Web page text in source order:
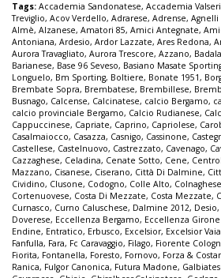
Tags: Accademia Sandonatese, Accademia
Treviglio, Acov Verdello, Adrarese, Adrense,
Almè, Alzanese, Amatori 85, Amici Antegnate,
Antoniana, Ardesio, Ardor Lazzate, Ares Redona,
Aurora Travagliato, Aurora Trescore, Azzano,
Barianese, Base 96 Seveso, Basiano Masate
Longuelo, Bm Sporting, Boltiere, Bonate 1951,
Brembate Sopra, Brembatese, Brembillese,
Busnago, Calcense, Calcinatese, calcio Bergamo,
calcio provinciale Bergamo, Calcio Rudianese,
Cappuccinese, Capriate, Caprino, Capriolese,
Casalmaiocco, Casazza, Casnigo, Cassinone,
Castellese, Castelnuovo, Castrezzato, Cavenago,
Cazzaghese, Celadina, Cenate Sotto, Cene,
Mazzano, Cisanese, Ciserano, Città Di Dalmine,
Cividino, Clusone, Codogno, Colle Alto, Colnaghese
Cortenuovese, Costa Di Mezzate, Costa Mezzate,
Curnasco, Curno Caluschese, Dalmine 2012, Desio,
Doverese, Eccellenza Bergamo, Eccellenza Girone
Endine, Entratico, Erbusco, Excelsior, Excelsior
Fanfulla, Fara, Fc Caravaggio, Filago, Fiorente
Fiorita, Fontanella, Foresto, Fornovo, Forza &
Ranica, Fulgor Canonica, Futura Madone,